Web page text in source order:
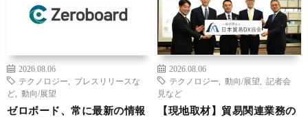
2026.08.06
テクノロジー
プレスリリースな
ど
動向/展望
ゼロボード、常に最新の情報
2026.08.06
テクノロジー
動向/展望
記者会
見など
【現地取材】貿易関連業務の